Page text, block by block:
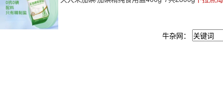
牛杂网：